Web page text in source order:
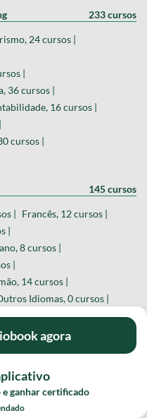
agora
e ganhar certificado
233 cursos
24 cursos |
|
36 cursos |
16 cursos |
cursos |
145 cursos
| Francês, 12 cursos |
|
8 cursos |
|
14 cursos |
Idiomas, 0 cursos |
156 cursos
23 cursos |
|
21 cursos |
emagrecimento, 15 cursos |